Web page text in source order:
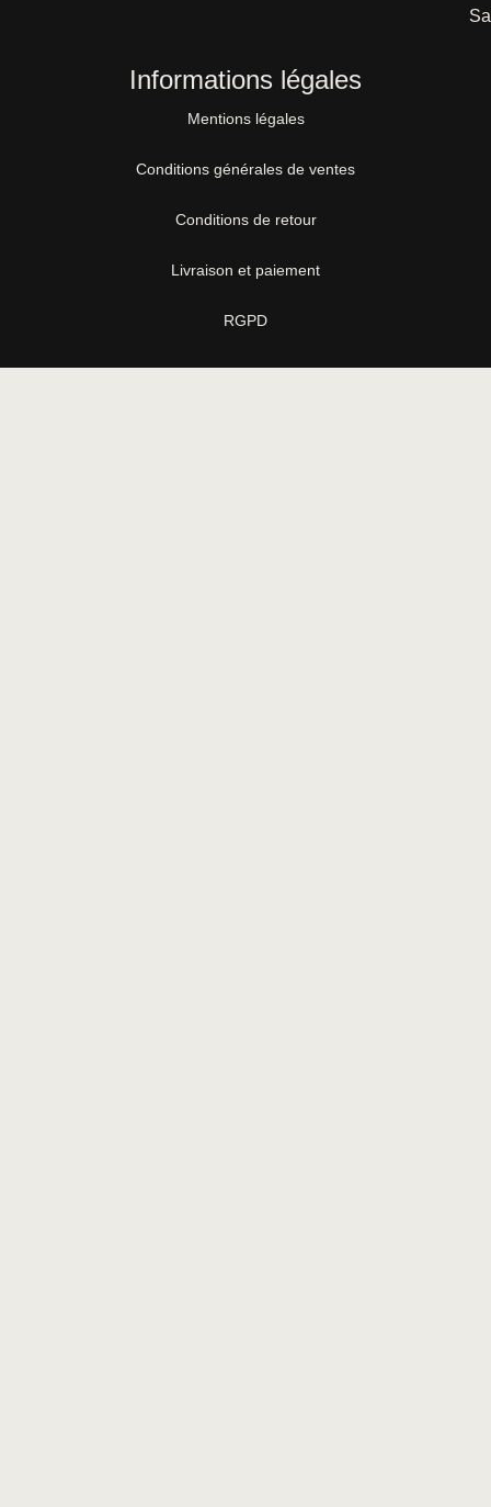
Informations légales
Mentions légales
Conditions générales de ventes
Conditions de retour
Livraison et paiement
RGPD